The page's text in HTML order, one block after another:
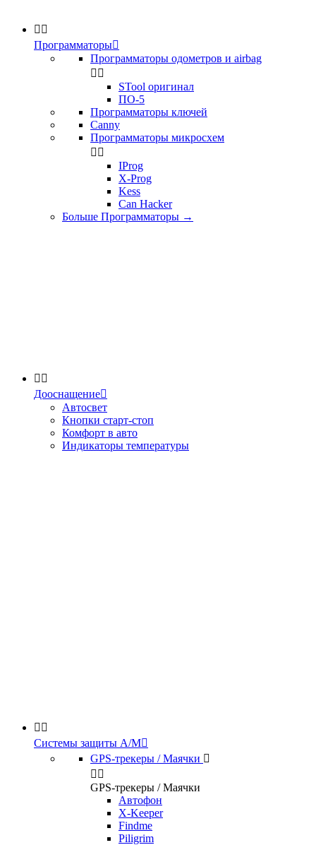
 
Программаторы
Программаторы одометров и airbag
 
STool оригинал
ПО-5
Программаторы ключей
Canny
Программаторы микросхем
 
IProg
X-Prog
Kess
Can Hacker
Больше Программаторы →
 
Дооснащение
Автосвет
Кнопки старт-стоп
Комфорт в авто
Индикаторы температуры
 
Системы защиты А/М
GPS-трекеры / Маячки 
 
GPS-трекеры / Маячки
Автофон
X-Keeper
Findme
Piligrim